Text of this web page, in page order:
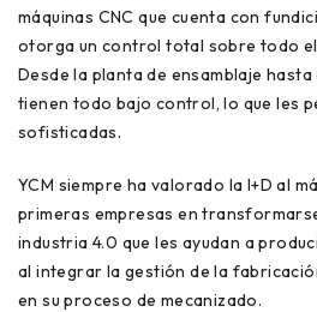
máquinas CNC que cuenta con
otorga un control total sobre todo
Desde la planta de ensamblaje hasta
tienen todo bajo control, lo que les
sofisticadas.
YCM siempre ha valorado la I+D al
primeras empresas en
industria 4.0 que les ayudan a
al integrar la gestión de la
en su proceso de mecanizado.